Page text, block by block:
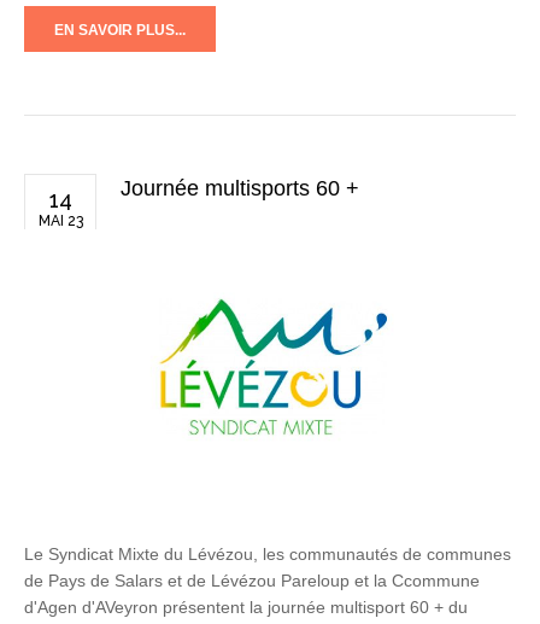
EN SAVOIR PLUS...
14
MAI 23
Journée multisports 60 +
Le Syndicat Mixte du Lévézou, les communautés de communes
de Pays de Salars et de Lévézou Pareloup et la Ccommune
d'Agen d'AVeyron présentent la journée multisport 60 + du